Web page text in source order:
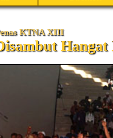
KTNA XIII
Hangat